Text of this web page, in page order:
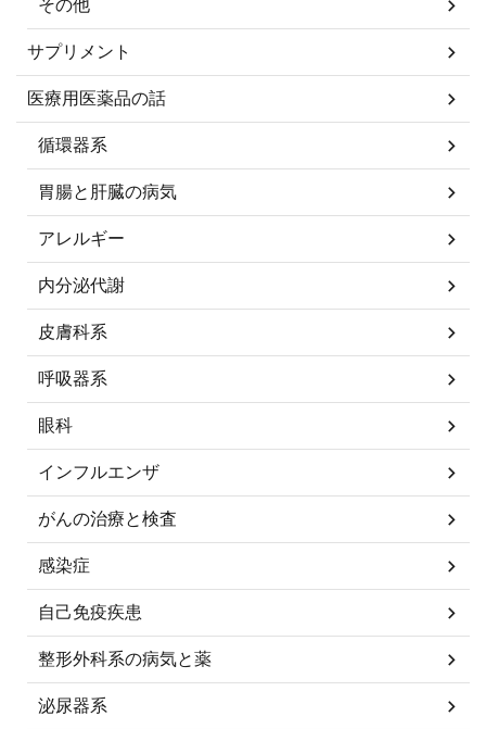
その他
サプリメント
医療用医薬品の話
循環器系
胃腸と肝臓の病気
アレルギー
内分泌代謝
皮膚科系
呼吸器系
眼科
インフルエンザ
がんの治療と検査
感染症
自己免疫疾患
整形外科系の病気と薬
泌尿器系